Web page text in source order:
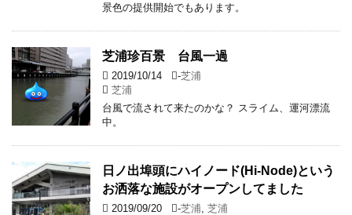
景色の提供開始でもあります。
芝浦珍百景 台風一過
2019/10/14 -芝浦
芝浦
台風で流されて来たのかな？ スライム、運河漂流
中。
日ノ出埠頭にハイノード(Hi-Node)という
お洒落な施設がオープンしてました
2019/09/20 -芝浦 芝浦